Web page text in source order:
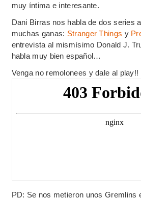
muy íntima e interesante.
Dani Birras nos habla de dos series
muchas ganas: Stranger Things y
entrevista al mismísimo Donald J.
habla muy bien español…
Venga no remolonees y dale al play!!
PD: Se nos metieron unos Gremlins